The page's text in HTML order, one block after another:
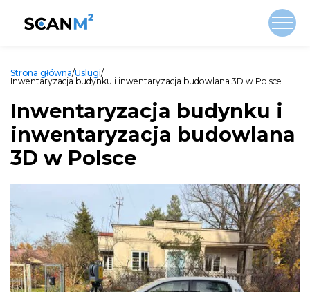
Strona główna/Uslugi/
Inwentaryzacja budynku i inwentaryzacja budowlana 3D w Polsce
Inwentaryzacja budynku i
inwentaryzacja budowlana
3D w Polsce